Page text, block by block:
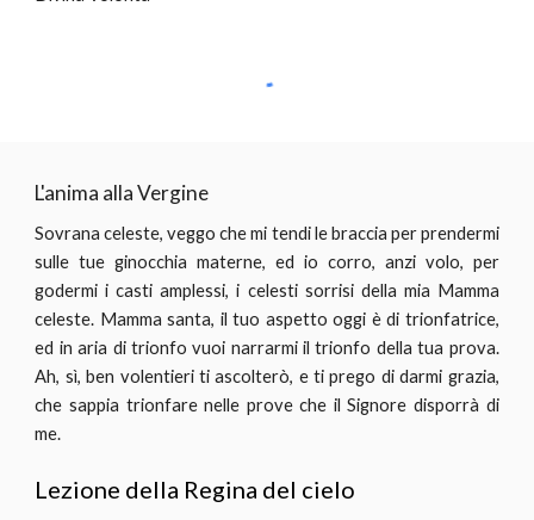
L'anima alla Vergine
Sovrana celeste, veggo che mi tendi le braccia per prendermi
sulle tue ginocchia materne, ed io corro, anzi volo, per
godermi i casti amplessi, i celesti sorrisi della mia Mamma
celeste. Mamma santa, il tuo aspetto oggi è di trionfatrice,
ed in aria di trionfo vuoi narrarmi il trionfo della tua prova.
Ah, sì, ben volentieri ti ascolterò, e ti prego di darmi grazia,
che sappia trionfare nelle prove che il Signore disporrà di
me.
Lezione della Regina del cielo